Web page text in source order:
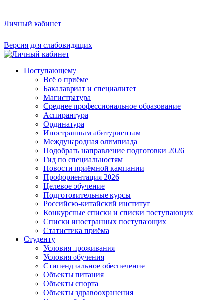
Личный кабинет
Версия для слабовидящих
Поступающему
Всё о приёме
Бакалавриат и специалитет
Магистратура
Среднее профессиональное образование
Аспирантура
Ординатура
Иностранным абитуриентам
Международная олимпиада
Подобрать направление подготовки 2026
Гид по специальностям
Новости приёмной кампании
Профориентация 2026
Целевое обучение
Подготовительные курсы
Российско-китайский институт
Конкурсные списки и списки поступающих
Списки иностранных поступающих
Статистика приёма
Студенту
Условия проживания
Условия обучения
Стипендиальное обеспечение
Объекты питания
Объекты спорта
Объекты здравоохранения